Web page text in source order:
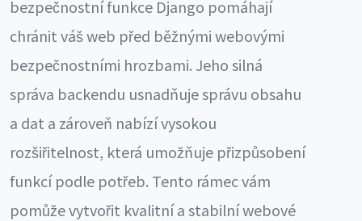
bezpečnostní funkce Django pomáhají
chránit váš web před běžnými webovými
bezpečnostními hrozbami. Jeho silná
správa backendu usnadňuje správu obsahu
a dat a zároveň nabízí vysokou
rozšiřitelnost, která umožňuje přizpůsobení
funkcí podle potřeb. Tento rámec vám
pomůže vytvořit kvalitní a stabilní webové